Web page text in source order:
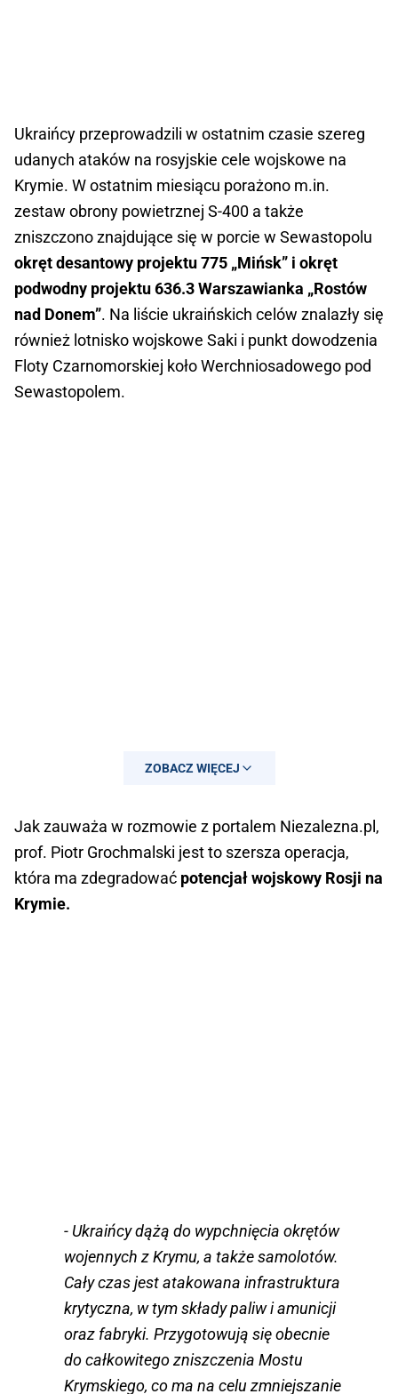
Ukraińcy przeprowadzili w ostatnim czasie szereg
udanych ataków na rosyjskie cele wojskowe na
Krymie. W ostatnim miesiącu porażono m.in.
zestaw obrony powietrznej S-400 a także
zniszczono znajdujące się w porcie w Sewastopolu
okręt desantowy projektu 775 „Mińsk” i okręt
podwodny projektu 636.3 Warszawianka „Rostów
nad Donem”. Na liście ukraińskich celów znalazły się
również lotnisko wojskowe Saki i punkt dowodzenia
Floty Czarnomorskiej koło Werchniosadowego pod
Sewastopolem.
ZOBACZ WIĘCEJ
Jak zauważa w rozmowie z portalem Niezalezna.pl,
prof. Piotr Grochmalski jest to szersza operacja,
która ma zdegradować potencjał wojskowy Rosji na
Krymie.
- Ukraińcy dążą do wypchnięcia okrętów
wojennych z Krymu, a także samolotów.
Cały czas jest atakowana infrastruktura
krytyczna, w tym składy paliw i amunicji
oraz fabryki. Przygotowują się obecnie
do całkowitego zniszczenia Mostu
Krymskiego, co ma na celu zmniejszanie